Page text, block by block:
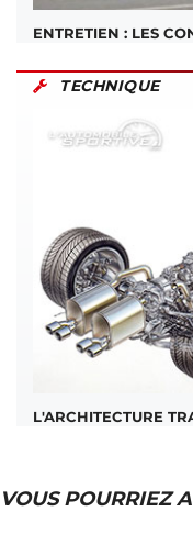
ENTRETIEN : LES
TECHNIQUE
L'ARCHITECTURE
VOUS POURRIEZ